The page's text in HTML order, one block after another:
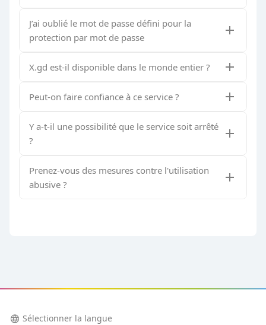
J’ai oublié le mot de passe défini pour la
protection par mot de passe
X.gd est-il disponible dans le monde entier ?
Peut-on faire confiance à ce service ?
Y a-t-il une possibilité que le service soit arrêté
?
Prenez-vous des mesures contre l'utilisation
abusive ?
language Sélectionner la langue